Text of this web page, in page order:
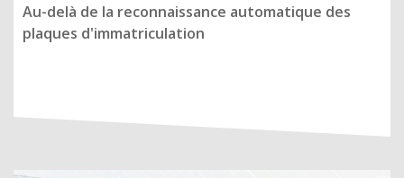
Au-delà de la reconnaissance automatique des
plaques d'immatriculation